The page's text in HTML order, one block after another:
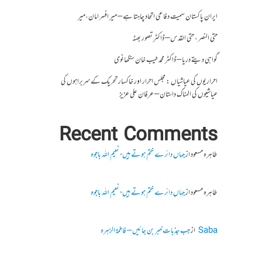
ایران پاکستان سمیت دفاعی اتحاد چاہتا ہے – میر افسر امان،میر
حتی النصر ، حتی القدس – ڈاکٹر تصور بھٹہ
گواہی دیتے دریا – ڈاکٹر محمد طیب خان سنگھانوی
احراریوں کی عیاشیاں : مجلس احرار اور خاکسار تحریک کے سربراہوں کی
عیاشیوں کی المناک داستان – عرفان علی عزیز
Recent Comments
طاہرہ مسعودازجہاں دائرے ختم ہوتے ہیں- نعیم اللہ باجوہ
طاہرہ مسعودازجہاں دائرے ختم ہوتے ہیں- نعیم اللہ باجوہ
Sabaازجب جذبات خبر بن جائیں – فاطمۃالزہرہ